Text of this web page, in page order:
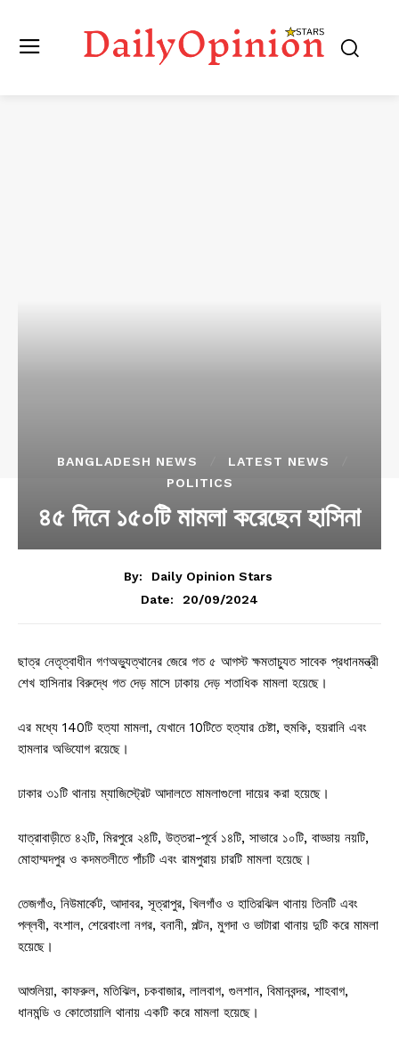
BANGLADESH NEWS
LATEST NEWS
POLITICS
৪৫ দিনে ১৫০টি মামলা করেছেন হাসিনা
By:
Daily Opinion Stars
Date:
20/09/2024
ছাত্র নেতৃত্বাধীন গণঅভ্যুত্থানের জেরে গত ৫ আগস্ট ক্ষমতাচ্যুত সাবেক প্রধানমন্ত্রী
শেখ হাসিনার বিরুদ্ধে গত দেড় মাসে ঢাকায় দেড় শতাধিক মামলা হয়েছে।
এর মধ্যে 140টি হত্যা মামলা, যেখানে 10টিতে হত্যার চেষ্টা, হুমকি, হয়রানি এবং
হামলার অভিযোগ রয়েছে।
ঢাকার ৩১টি থানায় ম্যাজিস্ট্রেট আদালতে মামলাগুলো দায়ের করা হয়েছে।
যাত্রাবাড়ীতে ৪২টি, মিরপুরে ২৪টি, উত্তরা-পূর্বে ১৪টি, সাভারে ১০টি, বাড্ডায় নয়টি,
মোহাম্মদপুর ও কদমতলীতে পাঁচটি এবং রামপুরায় চারটি মামলা হয়েছে।
তেজগাঁও, নিউমার্কেট, আদাবর, সূত্রাপুর, খিলগাঁও ও হাতিরঝিল থানায় তিনটি এবং
পল্লবী, বংশাল, শেরেবাংলা নগর, বনানী, পল্টন, মুগদা ও ভাটারা থানায় দুটি করে মামলা
হয়েছে।
আশুলিয়া, কাফরুল, মতিঝিল, চকবাজার, লালবাগ, গুলশান, বিমানবন্দর, শাহবাগ,
ধানমন্ডি ও কোতোয়ালি থানায় একটি করে মামলা হয়েছে।